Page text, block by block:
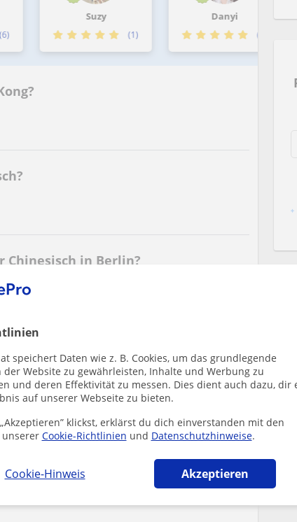
speichert Daten wie z. B. Cookies, um das grundlegende
der Website zu gewährleisten, Inhalte und Werbung zu
und deren Effektivität zu messen. Dies dient auch dazu, dir
auf unserer Webseite zu bieten.
klickst, erklärst du dich einverstanden mit den
unserer Cookie-Richtlinien und Datenschutzhinweise.
Cookie-Hinweis Akzeptieren
Suzy
(1)
Danyi
(1)
Chinesisch in Berlin?
Aussprache im Chinesischen zu
lernen?